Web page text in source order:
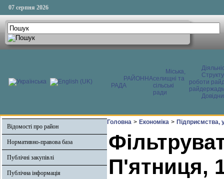
07 серпня 2026
РАЙОННА
РАДА
Міська,
селищні та
сільські
ради
роботи
Відомості про район
Нормативно-правова база
Публічні закупівлі
Публічна інформація
Головна > Економіка > Підприємства,
П'ятниця,